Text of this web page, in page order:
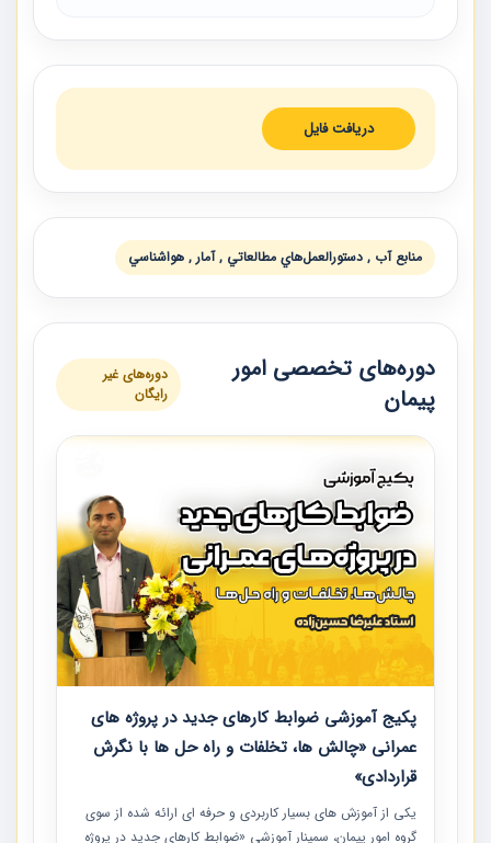
دریافت فایل
منابع آب , دستورالعمل‌هاي مطالعاتي , آمار , هواشناسي
دوره‌های تخصصی امور
پیمان
دوره‌های غیر
رایگان
پکیج آموزشی ضوابط کارهای جدید در پروژه های
عمرانی «چالش ها، تخلفات و راه حل ها با نگرش
قراردادی»
یکی از آموزش‏‏‏‏‏‏ های بسیار کاربردی و حرفه‏ ای ارائه شده از سوی
گروه امور پیمان، سمینار آموزشی «ضوابط کارهای جدید در پروژه